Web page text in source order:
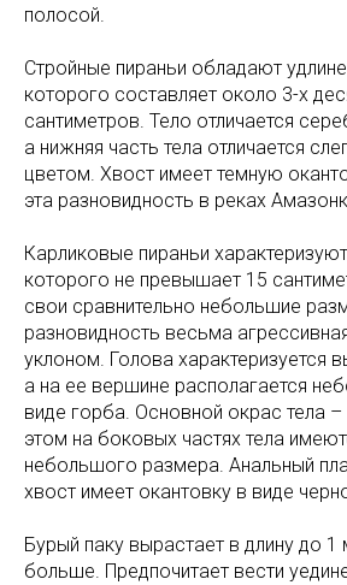
полосой.
Стройные пираньи обладают
которого составляет около 3-х
сантиметров. Тело отличается
а нижняя часть тела отличается
цветом. Хвост имеет темную
эта разновидность в реках
Карликовые пираньи
которого не превышает 15
свои сравнительно небольшие
разновидность весьма
уклоном. Голова характеризуется
а на ее вершине располагается
виде горба. Основной окрас тела
этом на боковых частях тела
небольшого размера. Анальный
хвост имеет окантовку в виде
Бурый паку вырастает в длину до 1
больше. Предпочитает вести